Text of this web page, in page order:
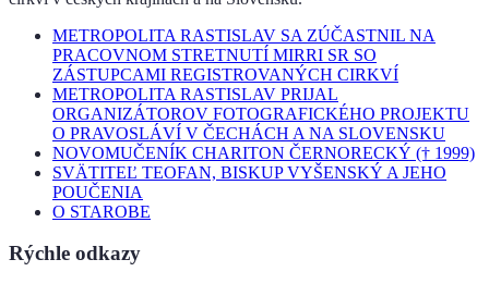
METROPOLITA RASTISLAV SA ZÚČASTNIL NA
PRACOVNOM STRETNUTÍ MIRRI SR SO
ZÁSTUPCAMI REGISTROVANÝCH CIRKVÍ
METROPOLITA RASTISLAV PRIJAL
ORGANIZÁTOROV FOTOGRAFICKÉHO PROJEKTU
O PRAVOSLÁVÍ V ČECHÁCH A NA SLOVENSKU
NOVOMUČENÍK CHARITON ČERNORECKÝ († 1999)
SVÄTITEĽ TEOFAN, BISKUP VYŠENSKÝ A JEHO
POUČENIA
O STAROBE
Rýchle odkazy